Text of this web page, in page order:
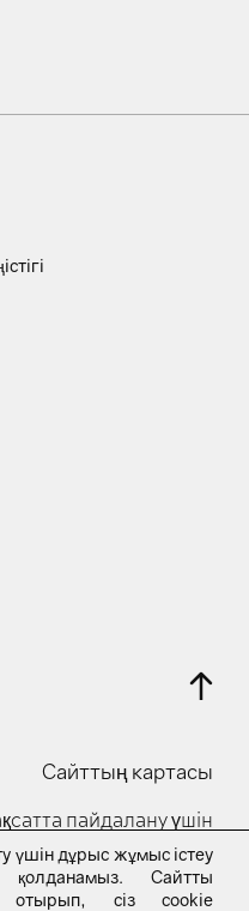
Сайттың картасы
пайдалану үшін
құқықтар қорғалған
үшін дұрыс жұмыс істеу
Сайтты
отырып, сіз cookie